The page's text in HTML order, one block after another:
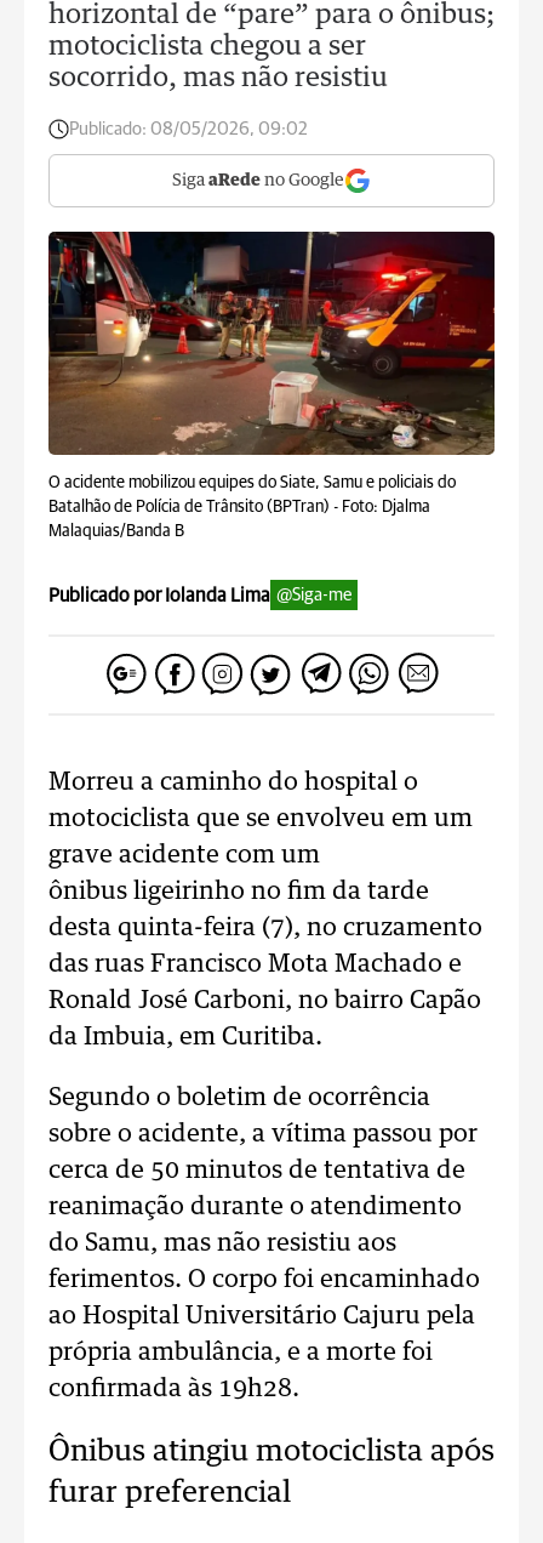
horizontal de “pare” para o ônibus;
motociclista chegou a ser
socorrido, mas não resistiu
Publicado: 08/05/2026, 09:02
Siga aRede no Google
O acidente mobilizou equipes do Siate, Samu e policiais do
Batalhão de Polícia de Trânsito (BPTran) - Foto: Djalma
Malaquias/Banda B
Publicado por Iolanda Lima @Siga-me
Morreu a caminho do hospital o
motociclista que se envolveu em um
grave acidente com um
ônibus ligeirinho no fim da tarde
desta quinta-feira (7), no cruzamento
das ruas Francisco Mota Machado e
Ronald José Carboni, no bairro Capão
da Imbuia, em Curitiba.
Segundo o boletim de ocorrência
sobre o acidente, a vítima passou por
cerca de 50 minutos de tentativa de
reanimação durante o atendimento
do Samu, mas não resistiu aos
ferimentos. O corpo foi encaminhado
ao Hospital Universitário Cajuru pela
própria ambulância, e a morte foi
confirmada às 19h28.
Ônibus atingiu motociclista após
furar preferencial